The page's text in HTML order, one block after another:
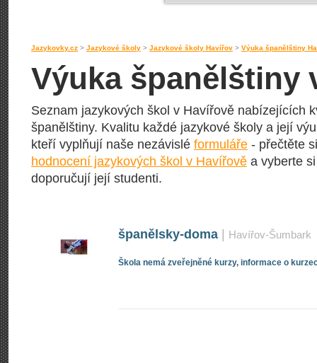
Jazykovky.cz > Jazykové školy > Jazykové školy Havířov > Výuka španělštiny
Výuka španělštiny
Seznam jazykových škol v Havířově nabízejících
španělštiny. Kvalitu každé jazykové školy a její
kteří vyplňují naše nezávislé formuláře - přečtěte
hodnocení jazykových škol v Havířově a vyberte
doporučují její studenti.
španělsky-doma Havířov-Šumbark
Škola nemá zveřejněné kurzy, informace o